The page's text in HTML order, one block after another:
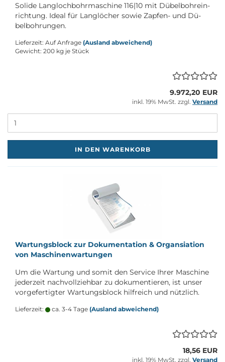
So­li­de Lang­loch­bohr­ma­schi­ne 116|10 mit Dü­bel­bohr­ein­
rich­tung. Ideal für Lang­lö­cher sowie Zapfen-​ und Dü­
bel­boh­run­gen.
Lieferzeit: Auf Anfrage (Ausland abweichend)
Gewicht: 200 kg je Stück
9.972,20 EUR
inkl. 19% MwSt. zzgl. Versand
IN DEN WARENKORB
War­tungs­block zur Do­ku­men­ta­ti­on & Or­gan­sia­ti­on
von Ma­schi­nen­war­tun­gen
Um die War­tung und somit den Ser­vice Ihrer Ma­schi­ne
je­der­zeit nach­voll­zieh­bar zu do­ku­men­tie­ren, ist unser
vor­ge­fer­tig­ter War­tungs­block hilf­reich und nütz­lich.
Lieferzeit: ca. 3-4 Tage (Ausland abweichend)
18,56 EUR
inkl. 19% MwSt. zzgl. Versand